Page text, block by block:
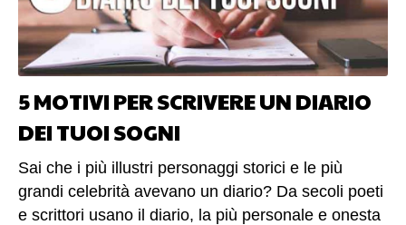
5 MOTIVI PER SCRIVERE UN DIARIO
DEI TUOI SOGNI
Sai che i più illustri personaggi storici e le più
grandi celebrità avevano un diario? Da secoli poeti
e scrittori usano il diario, la più personale e onesta